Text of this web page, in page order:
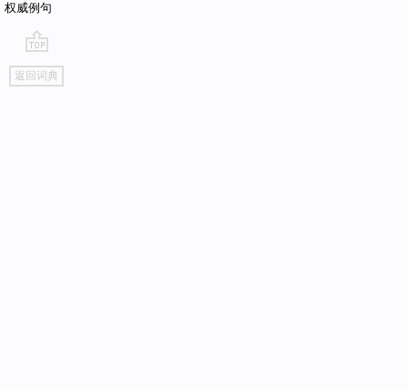
权威例句
go
top
返回词典